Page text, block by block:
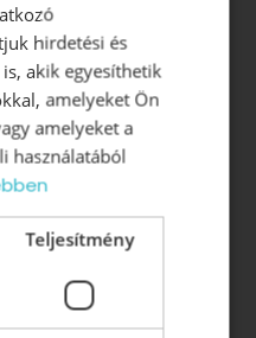
beillesztése a
hirdetési és
akik egyesíthetik
amelyeket Ön
amelyeket a
használatából
Teljesítmény